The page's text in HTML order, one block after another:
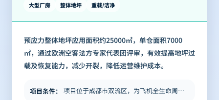
大型厂房 整体地坪 重载/洁净
预应力整体地坪应用面积约25000㎡，单仓面积7000
㎡，通过欧洲空客法方专家代表团评审，有效提高地坪过
载及恢复能力，减少开裂，降低运营维护成本。
项目条件： 项目位于成都市双流区，为飞机全生命周期服务项目，由办公配套区、飞机拆卸维修区和飞机停放区组成。机库地面荷载大、种类多…